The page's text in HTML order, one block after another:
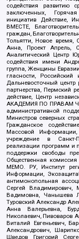
содействия развитию
заключенных,
инициатив Действие,
ВМЕСТЕ,
граждан,
Тольятти, Новое время,
Анна, Проект Апрель,
Аналитический Центр
содействия имени
группа, Женщины
гласности, Российский
Дальневосточный центр
партнерства, Пермский
действие, Центр
АКАДЕМИЯ ПО ПРАВАМ
административной
Министров северных
Гражданское
Массовой Информации,
учреждение в Санкт-
реализации программ и
поддержки свободы
Общественная
МЕМО. РУ, Институт
Информации,
антимонопольная
Сергей Владимирович,
Вадимовна, Чанышева
Туровский Александр
Анна Валерьевна,
Николаевич, Пивоваров
Виталий Евгеньевич,
Александрович,
Шведов Григорий